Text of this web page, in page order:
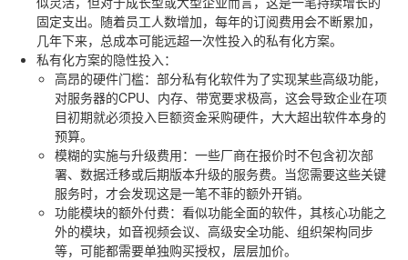
固定支出。随着员工人数增加，每年的订阅费用会不断累加，
几年下来，总成本可能远超一次性投入的私有化方案。
私有化方案的隐性投入 ：
高昂的硬件门槛：部分私有化软件为了实现某些高级功能，
对服务器的CPU、内存、带宽要求极高，这会导致企业在项
目初期就必须投入巨额资金采购硬件，大大超出软件本身的
预算。
模糊的实施与升级费用：一些厂商在报价时不包含初次部
署、数据迁移或后期版本升级的服务费。当您需要这些关键
服务时，才会发现这是一笔不菲的额外开销。
功能模块的额外付费：看似功能全面的软件，其核心功能之
外的模块，如音视频会议、高级安全功能、组织架构同步
等，可能都需要单独购买授权，层层加价。